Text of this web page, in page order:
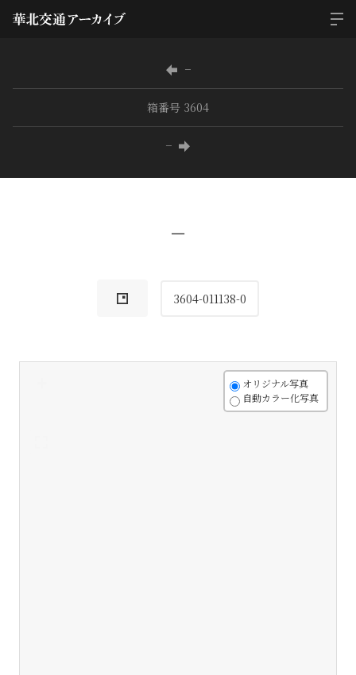
−
箱番号 3604
−
−
3604-011138-0
オリジナル写真
自動カラー化写真